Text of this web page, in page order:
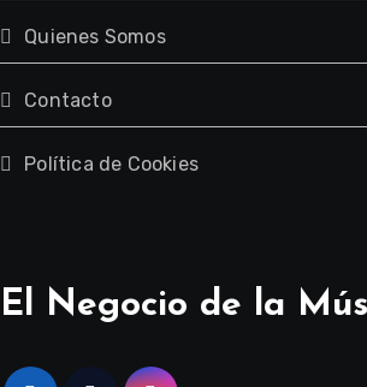
Quienes Somos
Contacto
Política de Cookies
El Negocio de la